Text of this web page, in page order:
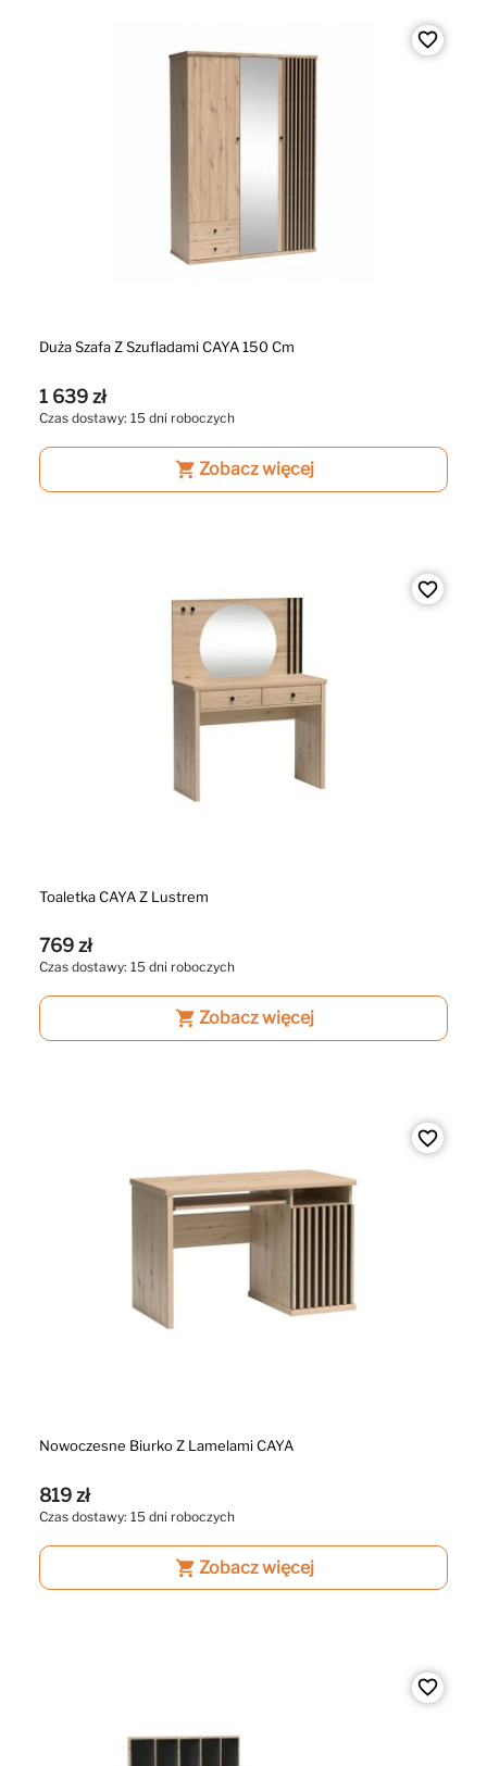
favorite_border
Duża Szafa Z Szufladami CAYA 150 Cm
1 639 zł
Czas dostawy: 15 dni roboczych
shopping_cart Zobacz więcej
favorite_border
Toaletka CAYA Z Lustrem
769 zł
Czas dostawy: 15 dni roboczych
shopping_cart Zobacz więcej
favorite_border
Nowoczesne Biurko Z Lamelami CAYA
819 zł
Czas dostawy: 15 dni roboczych
shopping_cart Zobacz więcej
favorite_border